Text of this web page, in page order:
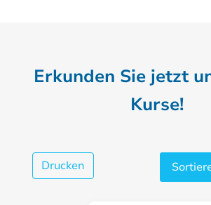
Erkunden Sie jetzt
Kurse!
Drucken